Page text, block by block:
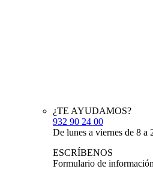
¿TE AYUDAMOS?
932 90 24 00
De lunes a viernes de 8 a
ESCRÍBENOS
Formulario de